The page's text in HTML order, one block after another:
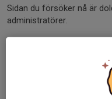
Sidan du försöker nå är
administratörer.